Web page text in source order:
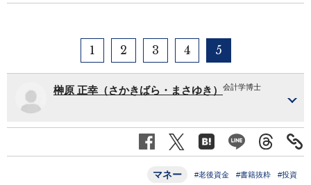
1 2 3 4 5
榊原 正幸（さかきばら・まさゆき） 会計学博士
マネー #老後資金 #書籍抜粋 #投資